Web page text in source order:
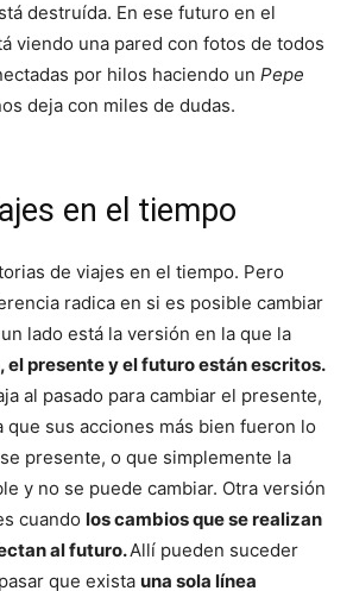
destruída. En ese futuro en el
viendo una pared con fotos de todos
por hilos haciendo un Pepe
deja con miles de dudas.
en el tiempo
de viajes en el tiempo. Pero
radica en si es posible cambiar
lado está la versión en la que la
el presente y el futuro están escritos.
al pasado para cambiar el presente,
que sus acciones más bien fueron lo
presente, o que simplemente la
y no se puede cambiar. Otra versión
cuando los cambios que se realizan
al futuro.Allí pueden suceder
que exista una sola línea